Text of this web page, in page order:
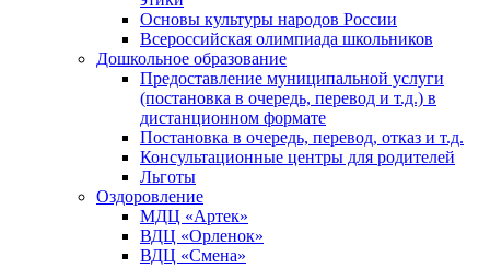
Основы культуры народов России
Всероссийская олимпиада школьников
Дошкольное образование
Предоставление муниципальной услуги
(постановка в очередь, перевод и т.д.) в
дистанционном формате
Постановка в очередь, перевод, отказ и т.д.
Консультационные центры для родителей
Льготы
Оздоровление
МДЦ «Артек»
ВДЦ «Орленок»
ВДЦ «Смена»